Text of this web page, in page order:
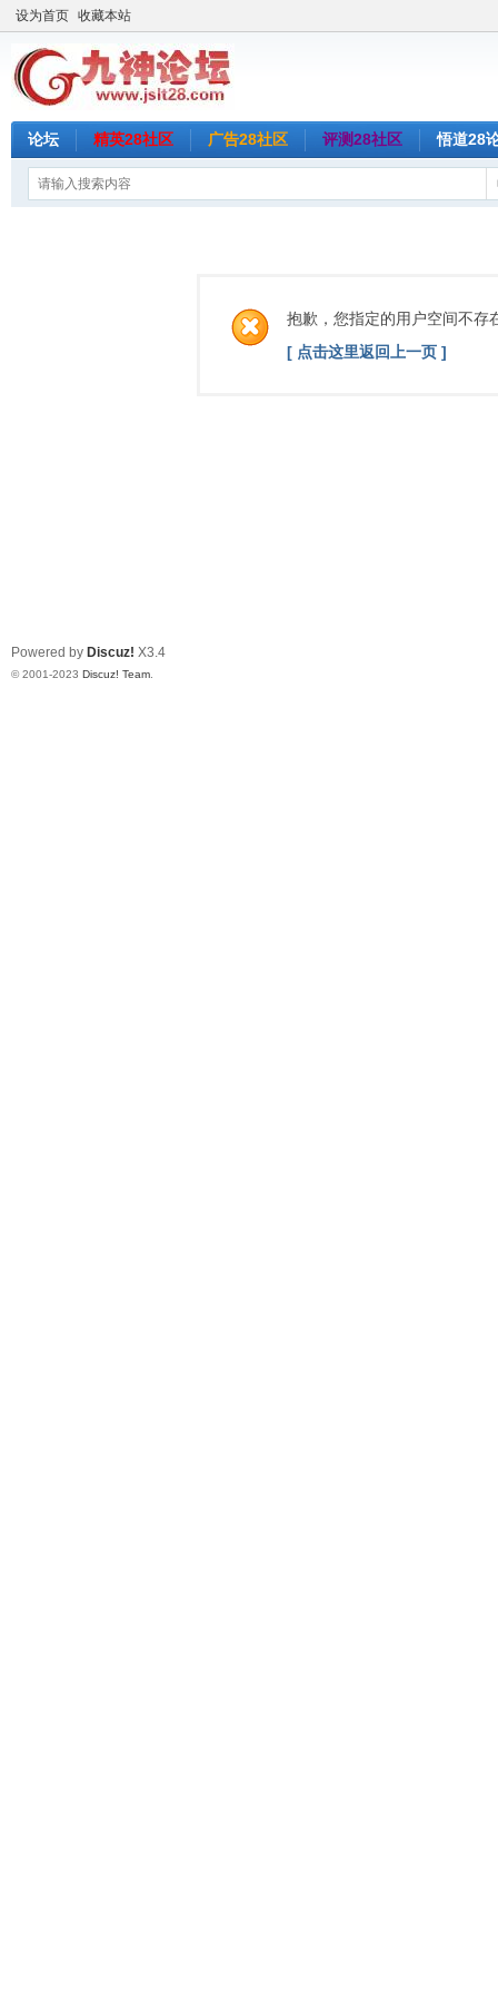
设为首页 收藏本站
论坛 精英28社区 广告28社区 评测28社区 悟道28
抱歉，您指定的用户空间不存
[ 点击这里返回上一页 ]
Powered by Discuz! X3.4
© 2001-2023 Discuz! Team